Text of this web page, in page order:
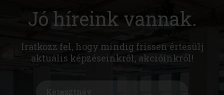
Jó híreink vannak.
Iratkozz fel, hogy mindig frissen értesülj
aktuális képzéseinkről, akcióinkról!